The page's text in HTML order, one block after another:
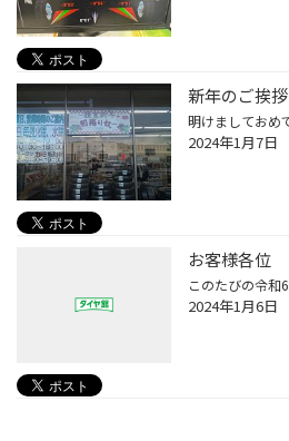
新年のご挨拶
2024年1月7日
お客様各位
2024年1月6日